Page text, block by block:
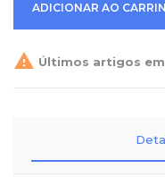
ADICIONAR AO
 Últimos artigos